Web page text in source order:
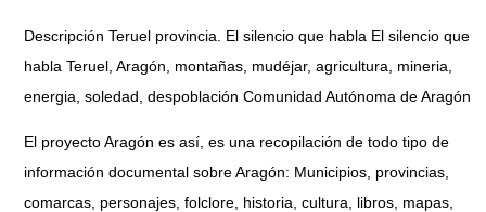
Descripción Teruel provincia. El silencio que habla El silencio que
habla Teruel, Aragón, montañas, mudéjar, agricultura, mineria,
energia, soledad, despoblación Comunidad Autónoma de Aragón
El proyecto Aragón es así, es una recopilación de todo tipo de
información documental sobre Aragón: Municipios, provincias,
comarcas, personajes, folclore, historia, cultura, libros, mapas,